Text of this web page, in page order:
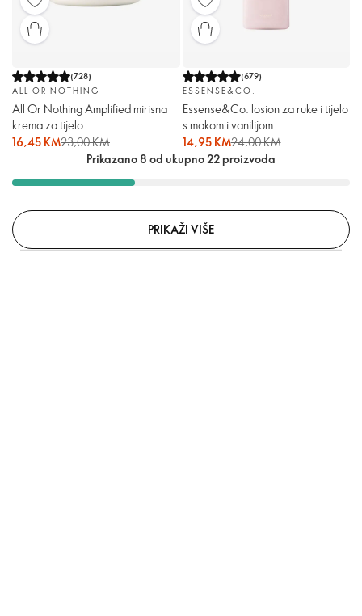
(728)
ALL OR NOTHING
All Or Nothing Amplified mirisna
krema za tijelo
16,45 KM23,00 KM
(679)
ESSENSE&CO.
Essense&Co. losion za ruke i tijelo
s makom i vanilijom
14,95 KM24,00 KM
Prikazano 8 od ukupno 22 proizvoda
PRIKAŽI VIŠE